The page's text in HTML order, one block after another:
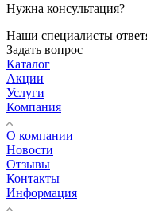
Нужна консультация?
Наши специалисты
Задать вопрос
Каталог
Акции
Услуги
Компания
О компании
Новости
Отзывы
Контакты
Информация